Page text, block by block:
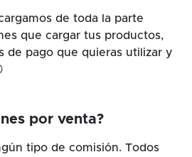
de toda la parte
que cargar tus productos,
de pago que quieras utilizar y
por venta?
tipo de comisión. Todos